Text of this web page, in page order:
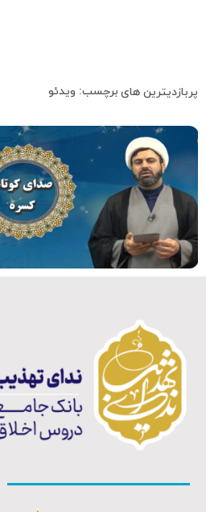
پربازدیترین های برچسب: ویدئو
فیلم کامل